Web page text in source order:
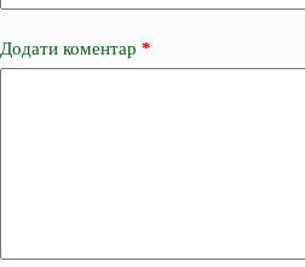
Додати коментар *